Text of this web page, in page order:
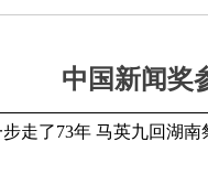
中国新闻奖
了73年 马英九回湖南